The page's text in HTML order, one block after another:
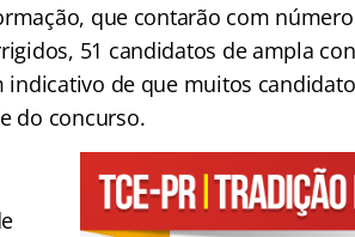
que contarão com
51 candidatos de ampla
indicativo de que muitos
do concurso.